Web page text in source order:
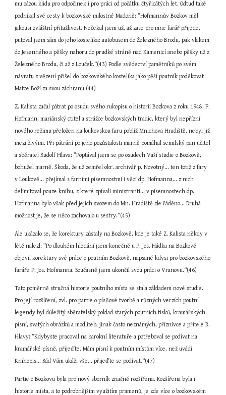
mu oázou klidu pro odpočinek i pro práci od počátku čtyřicátých let. Odtud také
podnikal své cesty k bozkovské milostné Madoně: ”Hofmannův Bozkov měl
jakousi zvláštní přitažlivost. Nečekal jsem už, až zase pro mne farář přijede,
putoval jsem sám do jeho kostelíka: autobusem do Železného Brodu, pak vlakem
do Jesenného a pěšky nahoru do prudké stráně nad Kamenicí anebo pěšky už z
Železného Brodu, či až z Louček.“(43) Podle svědectví pamětníků po svém
návratu z vězení přišel do bozkovského kostelíka jako pěší poutník poděkovat
Matce Boží za svou záchranu.(44)
Z. Kalista začal pátrat po osudu svého rukopisu o historii Bozkova z roku 1948. P.
Hofmann, mariánský ctitel a strážce bozkovských tradic, který byl nepřízní
nového režimu přeložen na loukovskou faru poblíž Mnichova Hradiště, nebyl již
mezi živými. Při pátrání po jeho pozůstalosti marně pomáhal semilský pan učitel
a sběratel Rudolf Hlava: ”Poptával jsem se po osudech Vaší studie o Bozkově,
bohužel marně. Škoda, že už zemřel okr. archivář p. Novotný... ten totiž z fary
v Loukově... přejímal s farními písemnostmi i věci dp. Hofmanna... z nich
delimitoval pouze knihu, z které zpívali ministranti... v písemnostech dp.
Hofmanna bylo však před jejich svozem do Mn. Hradiště zle řáděno... Druhá
možnost je, že se něco zachovalo u sestry.“(45)
Ale ukázalo se, že korektury zůstaly na Bozkově, kde je také Z. Kalista někdy v
létě nalezl: ”Po dlouhém hledání jsem konečně u P. Jos. Hádka na Bozkově
objevil korektury své práce o poutním Bozkově, napsané kdysi pro bozkovského
faráře P. Jos. Hofmanna. Současně jsem ukončil svou práci o Vranovu.“(46)
Tato poměrně stručná historie poutního místa se stala základem nové studie.
Pro její rozšíření, zvl. pro partie o písňové tvorbě a různých verzích poutní
legendy byl důležitý sběratelský poklad starých poutních tisků, kramářských
písní, svatých obrázků a modliteb, jinak často neznámých, příznivce a přítele R.
Hlavy: ”Kdybyste pracoval na barokní literatuře a potřeboval se podívat na
kramářské písně, přijeďte. Mám písní k poutním místům více, než uvádí
Knihopis... Rád Vám ukáži vše... přijeďte se podívat.“(47)
Partie o Bozkovu byla pro nový sborník značně rozšířena. Rozšířena byla i
historie místa, a to podrobnějším využitím pramenů, je zde více o bozkovském